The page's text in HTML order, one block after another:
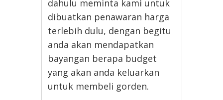
dahulu meminta kami untuk
dibuatkan penawaran harga
terlebih dulu, dengan begitu
anda akan mendapatkan
bayangan berapa budget
yang akan anda keluarkan
untuk membeli gorden.